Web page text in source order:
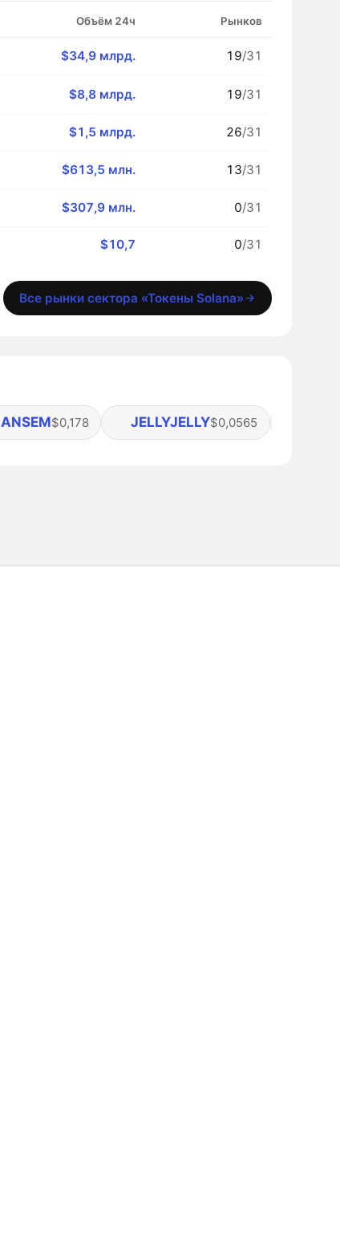
Объём 24ч Рынков
$34,9 млрд. 19/31
$8,8 млрд. 19/31
$1,5 млрд. 26/31
$613,5 млн. 13/31
$307,9 млн. 0/31
$10,7 0/31
Все рынки сектора «Токены Solana»
ANSEM$0,178 JELLYJELLY$0,0565